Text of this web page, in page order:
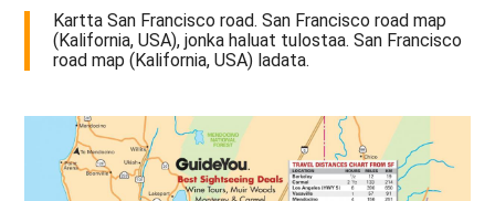
Kartta San Francisco road. San Francisco road map
(Kalifornia, USA), jonka haluat tulostaa. San Francisco
road map (Kalifornia, USA) ladata.